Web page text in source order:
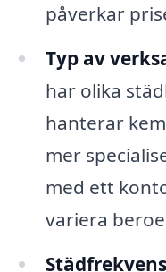
påverkar
Typ av
har olika
hanterar
mer
med ett
variera